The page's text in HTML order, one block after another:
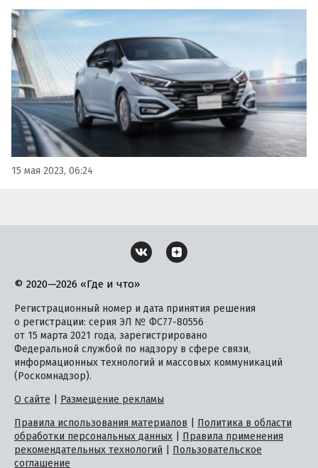
Nissan Almera в топовом исполнении получил
полностью светодиодную оптику, новый набор
ассистентов…
15 мая 2023, 06:24
© 2020—2026 «Где и что»
Регистрационный номер и дата принятия решения
о регистрации: серия ЭЛ № ФС77-80556
от 15 марта 2021 года, зарегистрировано
Федеральной службой по надзору в сфере связи,
информационных технологий и массовых коммуникаций
(Роскомнадзор).
О сайте
Размещение рекламы
Правила использования материалов
Политика в области
обработки персональных данных
Правила применения
рекомендательных технологий
Пользовательское
соглашение